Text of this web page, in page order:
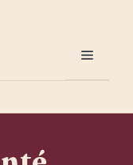
Menu